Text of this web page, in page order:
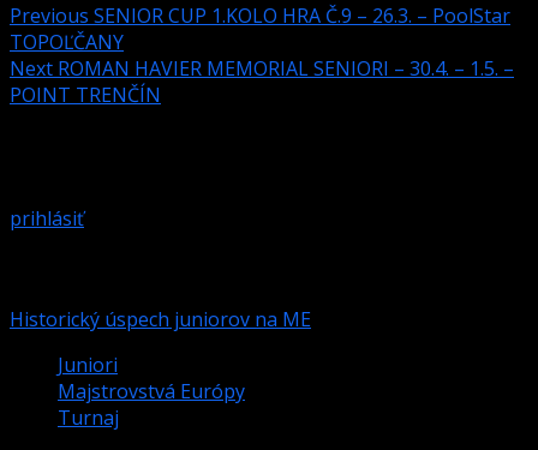
Previous SENIOR CUP 1.KOLO HRA Č.9 – 26.3. – PoolStar
TOPOĽČANY
Next ROMAN HAVIER MEMORIAL SENIORI – 30.4. – 1.5. –
POINT TRENČÍN
prihlásiť.
Historický úspech juniorov na ME
Juniori
Majstrovstvá Európy
Turnaj